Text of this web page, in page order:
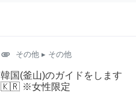
attachment その他 ▸ その他
韓国(釜山)のガイドをします
🇰🇷 ※女性限定